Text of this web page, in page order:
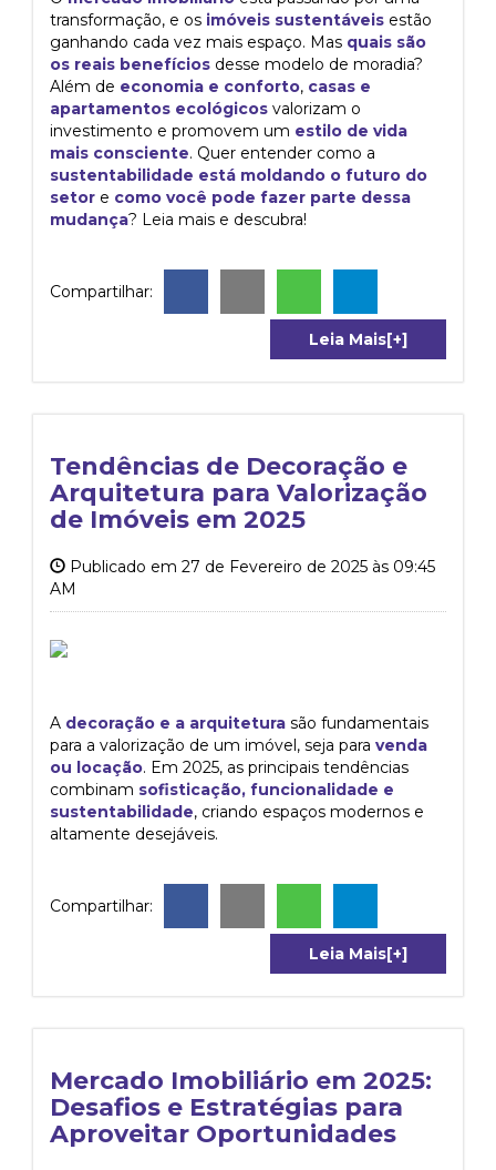
transformação, e os imóveis sustentáveis estão
ganhando cada vez mais espaço. Mas quais são
os reais benefícios desse modelo de moradia?
Além de economia e conforto, casas e
apartamentos ecológicos valorizam o
investimento e promovem um estilo de vida
mais consciente. Quer entender como a
sustentabilidade está moldando o futuro do
setor e como você pode fazer parte dessa
mudança? Leia mais e descubra!
Compartilhar:
Leia Mais[+]
Tendências de Decoração e
Arquitetura para Valorização
de Imóveis em 2025
Publicado em 27 de Fevereiro de 2025 às 09:45
AM
A decoração e a arquitetura são fundamentais
para a valorização de um imóvel, seja para venda
ou locação. Em 2025, as principais tendências
combinam sofisticação, funcionalidade e
sustentabilidade, criando espaços modernos e
altamente desejáveis.
Compartilhar:
Leia Mais[+]
Mercado Imobiliário em 2025:
Desafios e Estratégias para
Aproveitar Oportunidades